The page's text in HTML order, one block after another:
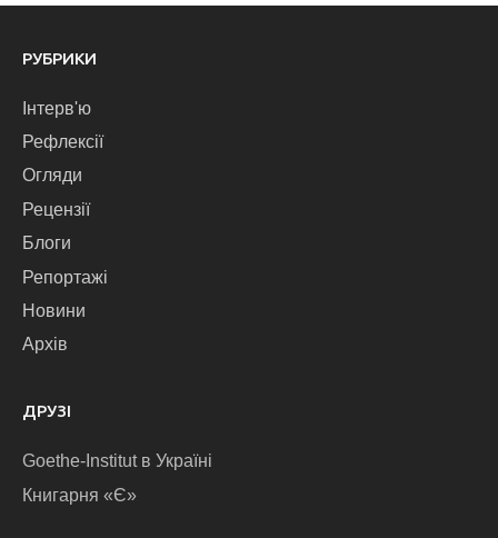
РУБРИКИ
Інтерв'ю
Рефлексії
Огляди
Рецензії
Блоги
Репортажі
Новини
Архів
ДРУЗІ
Goethe-Institut в Україні
Книгарня «Є»